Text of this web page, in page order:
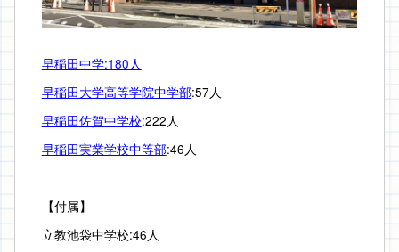
早稲田中学:180人
早稲田大学高等学院中学部:57人
早稲田佐賀中学校:222人
早稲田実業学校中等部:46人
【付属】
立教池袋中学校:46人